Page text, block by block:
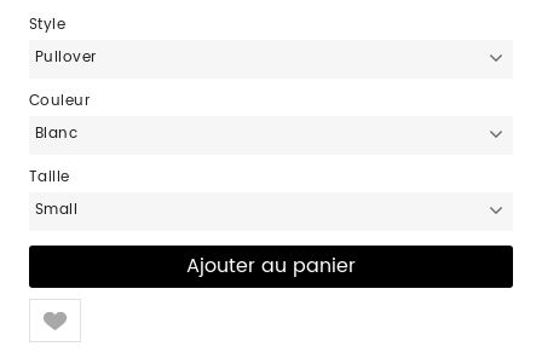
Style
Pullover
Couleur
Blanc
Taille
Small
Like